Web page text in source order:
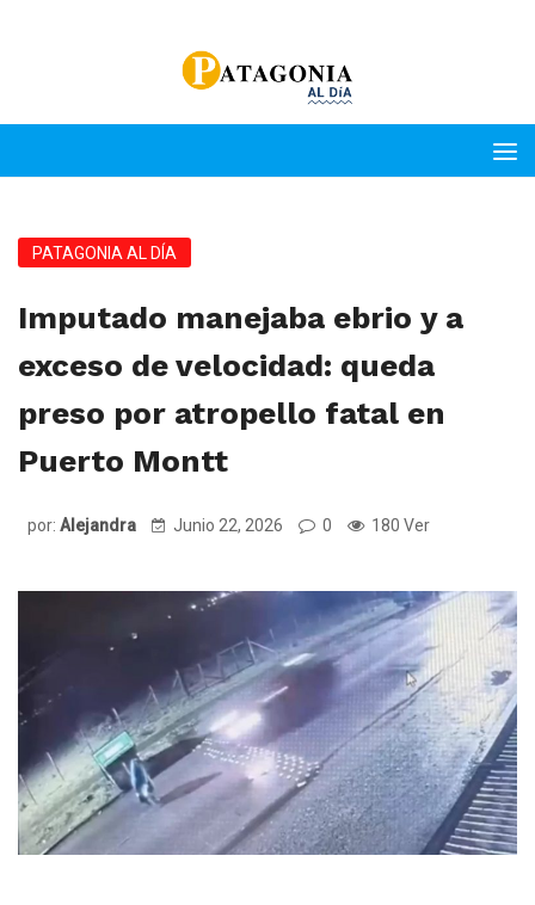
PATAGONIA AL DÍA
Imputado manejaba ebrio y a
exceso de velocidad: queda
preso por atropello fatal en
Puerto Montt
por: Alejandra Junio 22, 2026 0 180 Ver